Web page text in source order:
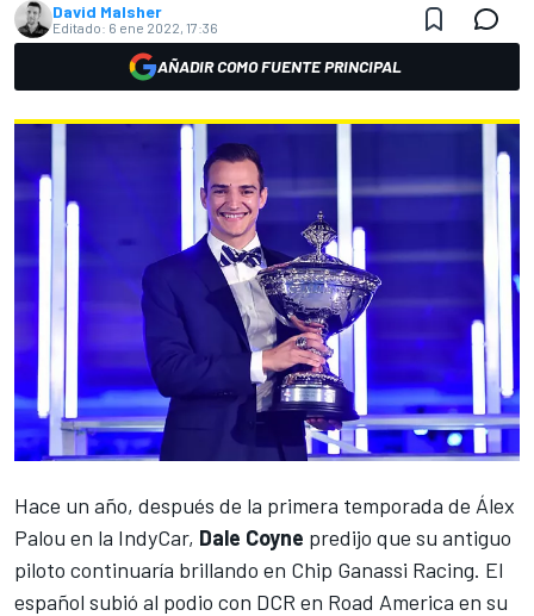
David Malsher
Editado: 6 ene 2022, 17:36
AÑADIR COMO FUENTE PRINCIPAL
Hace un año, después de la primera temporada de Álex
Palou en la IndyCar, Dale Coyne predijo que su antiguo
piloto continuaría brillando en Chip Ganassi Racing. El
español subió al podio con DCR en Road America en su